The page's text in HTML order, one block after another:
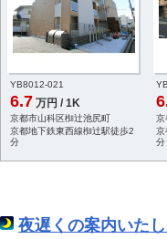
YB8012-021
6.7 万円 / 1K
京都市山科区椥辻池尻町
京都地下鉄東西線椥辻駅徒歩2
分
京
京
分
夜遅くの案内いた